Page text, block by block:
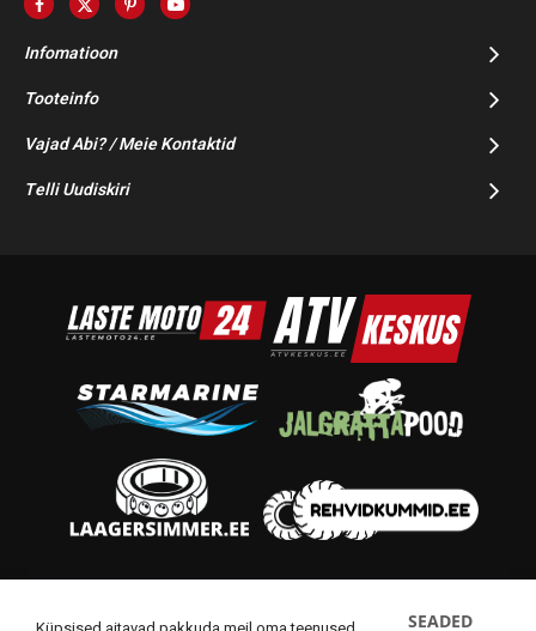
Infomatioon
Tooteinfo
Vajad Abi? / Meie Kontaktid
Telli Uudiskiri
SEADED